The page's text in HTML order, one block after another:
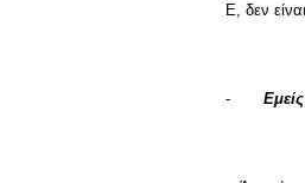
Ε, δεν
-